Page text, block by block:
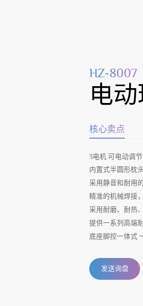
HZ-8007
电
核心卖点
3电机 可电动调
内置式半圆形枕
采用静音和耐用
精准的机械焊接
采用耐磨、耐热
提供一系列高端
底座脚控一体式
发送询盘